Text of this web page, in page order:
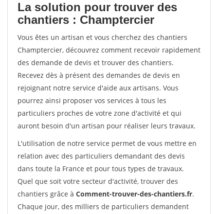
La solution pour trouver des
chantiers : Champtercier
Vous êtes un artisan et vous cherchez des chantiers
Champtercier, découvrez comment recevoir rapidement
des demande de devis et trouver des chantiers.
Recevez dès à présent des demandes de devis en
rejoignant notre service d'aide aux artisans. Vous
pourrez ainsi proposer vos services à tous les
particuliers proches de votre zone d'activité et qui
auront besoin d'un artisan pour réaliser leurs travaux.
L'utilisation de notre service permet de vous mettre en
relation avec des particuliers demandant des devis
dans toute la France et pour tous types de travaux.
Quel que soit votre secteur d'activité, trouver des
chantiers grâce à Comment-trouver-des-chantiers.fr.
Chaque jour, des milliers de particuliers demandent